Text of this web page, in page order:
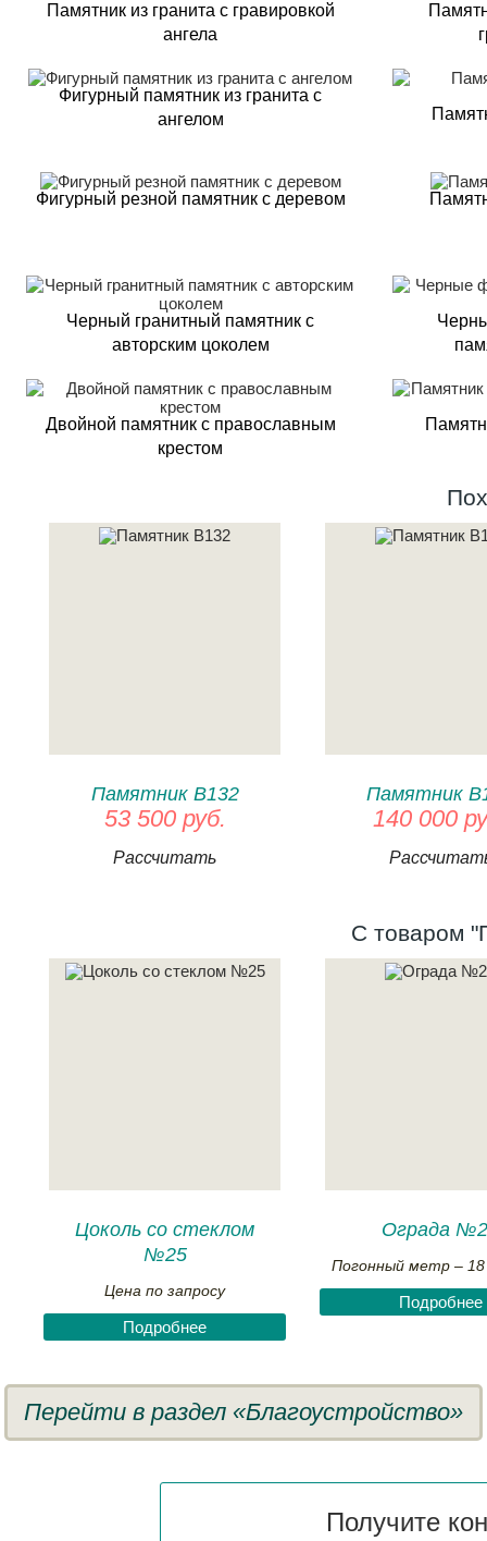
Памятник из гранита с гравировкой
ангела
Фигурный памятник из гранита с
ангелом
Фигурный резной памятник с деревом
Черный гранитный памятник с
авторским цоколем
Двойной памятник с православным
крестом
Памятник В132
53 500 руб.
Рассчитать
Памятник
140 000
С товаром
Цоколь со стеклом
№25
Цена по запросу
Подробнее
Ограда
Погонный метр – 18
Подробнее
Перейти в раздел «Благоустройство»
Получите